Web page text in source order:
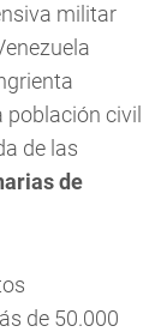
militar
civil
de las
de
de 50.000